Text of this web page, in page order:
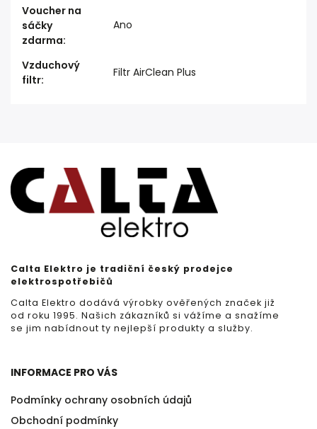
Voucher na
sáčky
zdarma:
Ano
Vzduchový
filtr:
Filtr AirClean Plus
Calta Elektro je tradiční český prodejce
elektrospotřebičů
Calta Elektro dodává výrobky ověřených značek již
od roku 1995. Našich zákazníků si vážíme a snažíme
se jim nabídnout ty nejlepší produkty a služby.
INFORMACE PRO VÁS
Podmínky ochrany osobních údajů
Obchodní podmínky